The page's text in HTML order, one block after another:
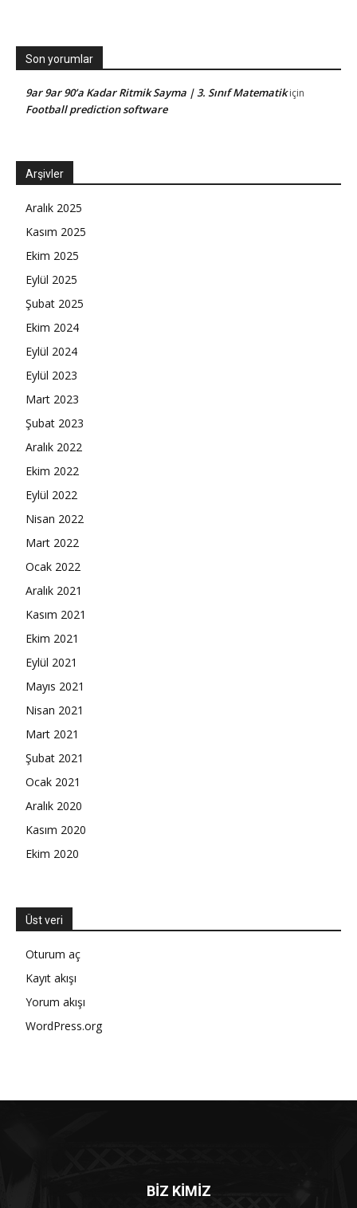
Son yorumlar
9ar 9ar 90’a Kadar Ritmik Sayma | 3. Sınıf Matematikiçin
Football prediction software
Arşivler
Aralık 2025
Kasım 2025
Ekim 2025
Eylül 2025
Şubat 2025
Ekim 2024
Eylül 2024
Eylül 2023
Mart 2023
Şubat 2023
Aralık 2022
Ekim 2022
Eylül 2022
Nisan 2022
Mart 2022
Ocak 2022
Aralık 2021
Kasım 2021
Ekim 2021
Eylül 2021
Mayıs 2021
Nisan 2021
Mart 2021
Şubat 2021
Ocak 2021
Aralık 2020
Kasım 2020
Ekim 2020
Üst veri
Oturum aç
Kayıt akışı
Yorum akışı
WordPress.org
BİZ KİMİZ